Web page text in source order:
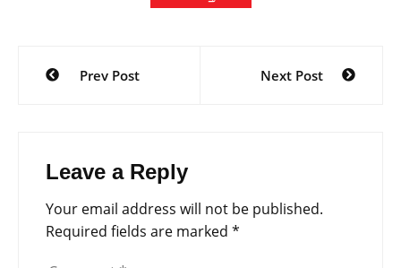
navigation
Prev Post Next Post
Leave a Reply
Your email address will not be published.
Required fields are marked *